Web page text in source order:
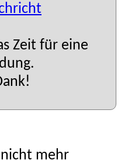
Zeit für eine
mehr